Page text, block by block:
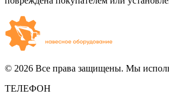
© 2026 Все права защищены. Мы
ТЕЛЕФОН